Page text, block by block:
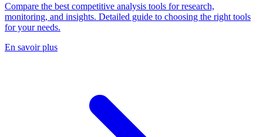
Compare the best competitive analysis tools for research,
monitoring, and insights. Detailed guide to choosing the right tools
for your needs.
En savoir plus